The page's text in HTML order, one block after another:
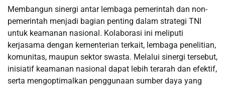
Membangun sinergi antar lembaga pemerintah dan non-
pemerintah menjadi bagian penting dalam strategi TNI
untuk keamanan nasional. Kolaborasi ini meliputi
kerjasama dengan kementerian terkait, lembaga penelitian,
komunitas, maupun sektor swasta. Melalui sinergi tersebut,
inisiatif keamanan nasional dapat lebih terarah dan efektif,
serta mengoptimalkan penggunaan sumber daya yang